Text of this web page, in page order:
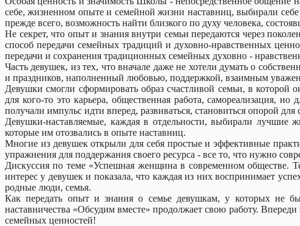
себе, жизненном опыте и семейной жизни наставниц, выбирали
прежде всего, возможность найти близкого по духу человека,
Не секрет, что опыт и знания внутри семьи передаются через
способ передачи семейных традиций и духовно-нравственных
передачи и сохранения традиционных семейных духовно -
Часть девушек, из тех, что вначале даже не хотели думать о
и праздников, наполненный любовью, поддержкой, взаимным
Девушки смогли сформировать образ счастливой семьи, в
для кого-то это карьера, общественная работа, самореализация,
получали импульс идти вперед, развиваться, становиться опорой
Девушки-наставляемые, каждая в отдельности, выбирали
которые им отозвались в опыте наставниц.
Многие из девушек открыли для себя простые и эффективные
упражнения для поддержания своего ресурса - все то, что нужно
Дискуссия по теме «Успешная женщина в современном обществе.
интерес у девушек и показала, что каждая из них воспринимает
родные люди, семья.
Как передать опыт и знания о семье девушкам, у которых не
наставничества «Обсудим вместе» продолжает свою работу.
семейных ценностей!